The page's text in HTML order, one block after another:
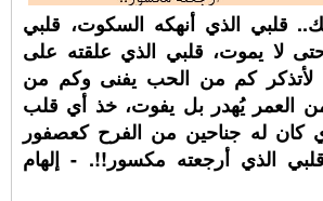
قلبي الذي أنهكه السكوت، قلبي
حتى لا يموت، قلبي الذي علقته على
لأتذكر كم من الحب يفنى وكم من
العمر يُهدر بل يفوت، خذ أي قلب
كان له جناحين من الفرح كعصفور
الذي أرجعته مكسور!!. - إلهام